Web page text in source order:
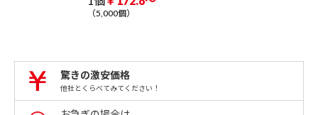
（5,000個）
驚きの激安価格
他社とくらべてみてください！